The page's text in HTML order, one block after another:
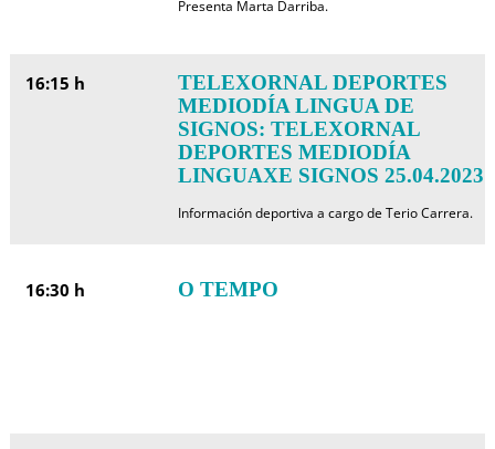
Presenta Marta Darriba.
16:15 h
TELEXORNAL DEPORTES
MEDIODÍA LINGUA DE
SIGNOS: TELEXORNAL
DEPORTES MEDIODÍA
LINGUAXE SIGNOS 25.04.2023
Información deportiva a cargo de Terio Carrera.
16:30 h O TEMPO